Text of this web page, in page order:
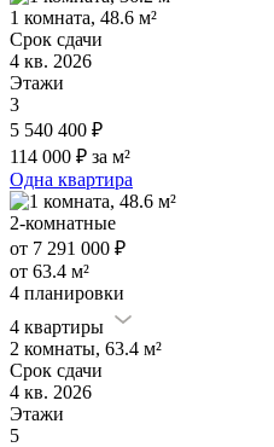
1 комната, 48.6 м²
Срок сдачи
4 кв. 2026
Этажи
3
5 540 400 ₽
114 000 ₽ за м²
Одна квартира
2-комнатные
от 7 291 000 ₽
от 63.4 м²
4 планировки
4 квартиры
2 комнаты, 63.4 м²
Срок сдачи
4 кв. 2026
Этажи
5